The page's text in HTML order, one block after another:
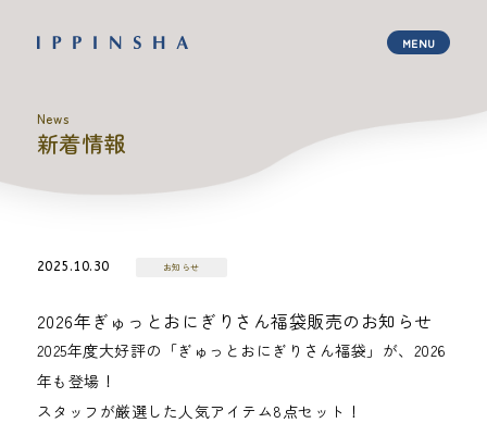
News
新着情報
2025.10.30 お知らせ
2026年ぎゅっとおにぎりさん福袋販売のお知らせ
2025年度大好評の「ぎゅっとおにぎりさん福袋」が、2026
年も登場！
スタッフが厳選した人気アイテム8点セット！